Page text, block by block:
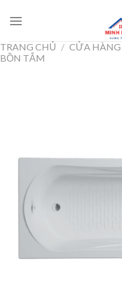
TRANG CHỦ / CỬA HÀNG
BỒN TẮM